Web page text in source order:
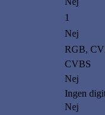
1
Nej
RGB,
CVBS
Nej
Ingen
Nej